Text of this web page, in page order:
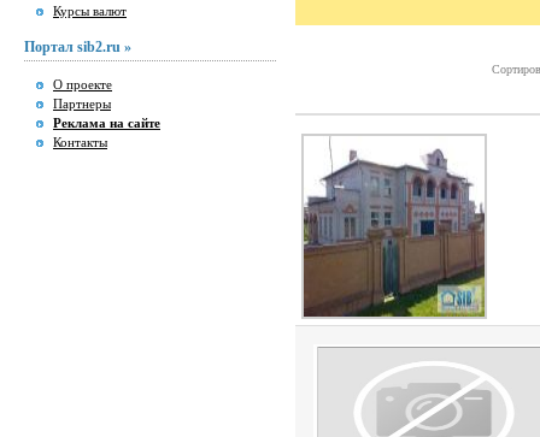
Курсы валют
Портал sib2.ru »
О проекте
Партнеры
Реклама на сайте
Контакты